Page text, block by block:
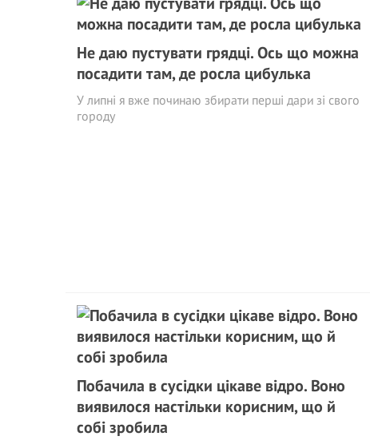
Не даю пустувати грядці. Ось що можна
посадити там, де росла цибулька
У липні я вже починаю збирати перші дари зі свого
городу
Побачила в сусідки цікаве відро. Воно
виявилося настільки корисним, що й
собі зробила